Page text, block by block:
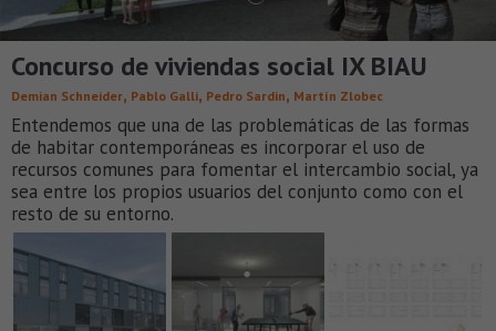
Concurso de viviendas social IX BIAU
Demian Schneider, Pablo Galli, Pedro Sardin, Martín Zlobec
Entendemos que una de las problemáticas de las formas
de habitar contemporáneas es incorporar el uso de
recursos comunes para fomentar el intercambio social, ya
sea entre los propios usuarios del conjunto como con el
resto de su entorno.